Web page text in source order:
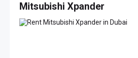
Mitsubishi Xpander